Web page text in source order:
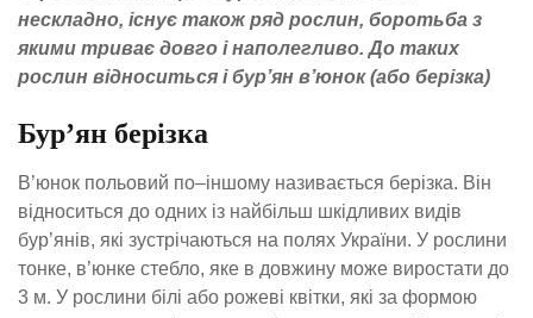
нескладно, існує також ряд рослин, боротьба з
якими триває довго і наполегливо. До таких
рослин відноситься і бур’ян в’юнок (або берізка)
Бур’ян берізка
В’юнок польовий по–іншому називається берізка. Він
відноситься до одних із найбільш шкідливих видів
бур’янів, які зустрічаються на полях України. У рослини
тонке, в’юнке стебло, яке в довжину може виростати до
3 м. У рослини білі або рожеві квітки, які за формою